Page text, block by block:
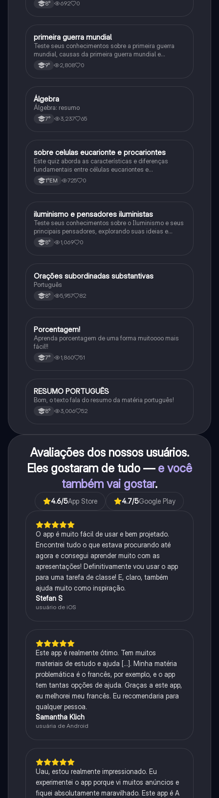
8° 692 0
História
primeira guerra mundial
Teste seus conhecimentos sobre a primeira guerra
mundial, causas da primeira guerra mundial e
consequências da Primeira Guerra Mundial, fases da
primeira guerra mundial
9° 2,808 0
Matematica
Álgebra
Álgebra: resumo
7° 3,237 65
Biologia
sobre celulas eucarionte e procariontes
Este quiz aborda as características e diferenças
fundamentais entre células eucariontes e
procariontes.
1°EM 725 0
História
iluminismo e pensadores iluministas
Teste seus conhecimentos sobre o Iluminismo e seus
principais pensadores, explorando suas ideias e
impacto histórico.
8° 1,069 0
Português
Orações subordinadas substantivas
Português
8° 5,957 82
Matematica
Porcentagem!
Aprenda porcentagem de uma forma muitoooo mais
fácil!!
7° 1,860 51
Português
RESUMO PORTUGUÊS
Bom, o texto fala do resumo da matéria português!
8° 3,006 52
Avaliações dos nossos usuários.
Eles gostaram de tudo — e você
também vai gostar.
4.6/5App Store 4.7/5Google Play
O app é muito fácil de usar e bem projetado.
Encontrei tudo o que estava procurando até
agora e consegui aprender muito com as
apresentações! Definitivamente vou usar o app
para uma tarefa de classe! E, claro, também
ajuda muito como inspiração.
Stefan S
usuário de iOS
Este app é realmente ótimo. Tem muitos
materiais de estudo e ajuda [...]. Minha matéria
problemática é o francês, por exemplo, e o app
tem tantas opções de ajuda. Graças a este app,
eu melhorei meu francês. Eu recomendaria para
qualquer pessoa.
Samantha Klich
usuária de Android
Uau, estou realmente impressionado. Eu
experimentei o app porque vi muitos anúncios e
fiquei absolutamente maravilhado. Este app é A